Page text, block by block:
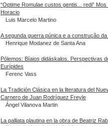
“Optime Romulae custos gentis... redi”
Horacio
Luis Marcelo Martino
A segunda guerra púnica e a construção
Henrique Modanez de Santa Ana
Pólemos: Bíaios didáskalos. Perspectivas
Eurípides
Ferenc Vass
La Tradición Clásica en la literatura del
Carnero de Juan Rodríguez Freyle
Ángel Vilanova Martin
La palliata plautina en la obra de Beatriz